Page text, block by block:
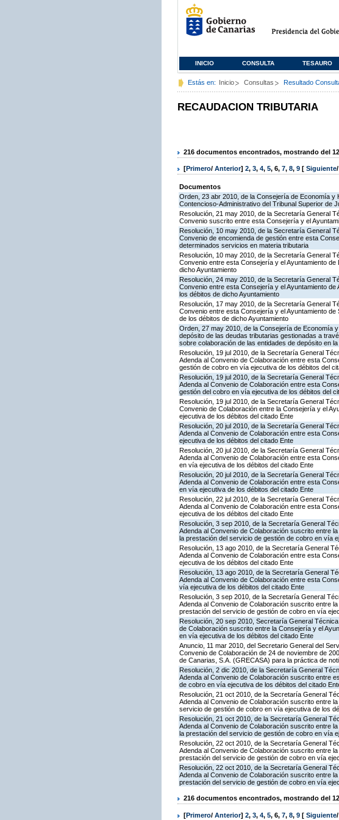
INICIO CONSULTA TESAURO
Estás en: Inicio Consultas Resultado
RECAUDACION TRIBUTARIA
216 documentos encontrados, mostrando del
[Primero/ Anterior] 2, 3, 4, 5, 6, 7, 8, 9 [ Siguiente/
Documentos
Orden, 23 abr 2010, de la Consejería de Economía y
Contencioso-Administrativo del Tribunal Superior de
Resolución, 21 may 2010, de la Secretaría General
Convenio suscrito entre esta Consejería y el
Resolución, 10 may 2010, de la Secretaría General
Convenio de encomienda de gestión entre esta
determinados servicios en materia tributaria
Resolución, 10 may 2010, de la Secretaría General
Convenio entre esta Consejería y el Ayuntamiento
dicho Ayuntamiento
Resolución, 24 may 2010, de la Secretaría General
Convenio entre esta Consejería y el Ayuntamiento
los débitos de dicho Ayuntamiento
Resolución, 17 may 2010, de la Secretaría General
Convenio entre esta Consejería y el Ayuntamiento
de los débitos de dicho Ayuntamiento
Orden, 27 may 2010, de la Consejería de Economía
depósito de las deudas tributarias gestionadas a
sobre colaboración de las entidades de depósito en
Resolución, 19 jul 2010, de la Secretaría General
Adenda al Convenio de Colaboración entre esta
gestión de cobro en vía ejecutiva de los débitos del
Resolución, 19 jul 2010, de la Secretaría General
Adenda al Convenio de Colaboración entre esta
gestión del cobro en vía ejecutiva de los débitos del
Resolución, 19 jul 2010, de la Secretaría General
Convenio de Colaboración entre la Consejería y el
ejecutiva de los débitos del citado Ente
Resolución, 20 jul 2010, de la Secretaría General
Adenda al Convenio de Colaboración entre esta
ejecutiva de los débitos del citado Ente
Resolución, 20 jul 2010, de la Secretaría General
Adenda al Convenio de Colaboración entre esta
en vía ejecutiva de los débitos del citado Ente
Resolución, 20 jul 2010, de la Secretaría General
Adenda al Convenio de Colaboración entre esta
en vía ejecutiva de los débitos del citado Ente
Resolución, 22 jul 2010, de la Secretaría General
Adenda al Convenio de Colaboración entre esta
ejecutiva de los débitos del citado Ente
Resolución, 3 sep 2010, de la Secretaría General
Adenda al Convenio de Colaboración suscrito entre
la prestación del servicio de gestión de cobro en vía
Resolución, 13 ago 2010, de la Secretaría General
Adenda al Convenio de Colaboración entre esta
ejecutiva de los débitos del citado Ente
Resolución, 13 ago 2010, de la Secretaría General
Adenda al Convenio de Colaboración entre esta
vía ejecutiva de los débitos del citado Ente
Resolución, 3 sep 2010, de la Secretaría General
Adenda al Convenio de Colaboración suscrito entre
prestación del servicio de gestión de cobro en vía
Resolución, 20 sep 2010, Secretaría General
de Colaboración suscrito entre la Consejería y el
en vía ejecutiva de los débitos del citado Ente
Anuncio, 11 mar 2010, del Secretario General del
Convenio de Colaboración de 24 de noviembre de
de Canarias, S.A. (GRECASA) para la práctica de
Resolución, 2 dic 2010, de la Secretaría General
Adenda al Convenio de Colaboración suscrito entre
de cobro en vía ejecutiva de los débitos del citado
Resolución, 21 oct 2010, de la Secretaría General
Adenda al Convenio de Colaboración suscrito entre
servicio de gestión de cobro en vía ejecutiva de los
Resolución, 21 oct 2010, de la Secretaría General
Adenda al Convenio de Colaboración suscrito entre
la prestación del servicio de gestión de cobro en vía
Resolución, 22 oct 2010, de la Secretaría General
Adenda al Convenio de Colaboración suscrito entre
prestación del servicio de gestión de cobro en vía
Resolución, 22 oct 2010, de la Secretaría General
Adenda al Convenio de Colaboración suscrito entre
prestación del servicio de gestión de cobro en vía
216 documentos encontrados, mostrando del
[Primero/ Anterior] 2, 3, 4, 5, 6, 7, 8, 9 [ Siguiente/